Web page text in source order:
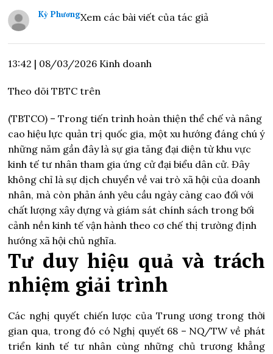
Kỳ PhươngXem các bài viết của tác giả
13:42 | 08/03/2026 Kinh doanh
Theo dõi TBTC trên
(TBTCO) –Trong tiến trình hoàn thiện thể chế và nâng
cao hiệu lực quản trị quốc gia, một xu hướng đáng chú ý
những năm gần đây là sự gia tăng đại diện từ khu vực
kinh tế tư nhân tham gia ứng cử đại biểu dân cử. Đây
không chỉ là sự dịch chuyển về vai trò xã hội của doanh
nhân, mà còn phản ánh yêu cầu ngày càng cao đối với
chất lượng xây dựng và giám sát chính sách trong bối
cảnh nền kinh tế vận hành theo cơ chế thị trường định
hướng xã hội chủ nghĩa.
Tư duy hiệu quả và trách
nhiệm giải trình
Các nghị quyết chiến lược của Trung ương trong thời
gian qua, trong đó có Nghị quyết 68 – NQ/TW về phát
triển kinh tế tư nhân cùng những chủ trương khẳng